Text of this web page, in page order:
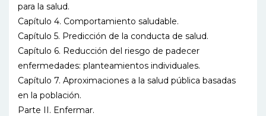
para la salud.
Capítulo 4. Comportamiento saludable.
Capítulo 5. Predicción de la conducta de salud.
Capítulo 6. Reducción del riesgo de padecer
enfermedades: planteamientos individuales.
Capítulo 7. Aproximaciones a la salud pública basadas
en la población.
Parte II. Enfermar.